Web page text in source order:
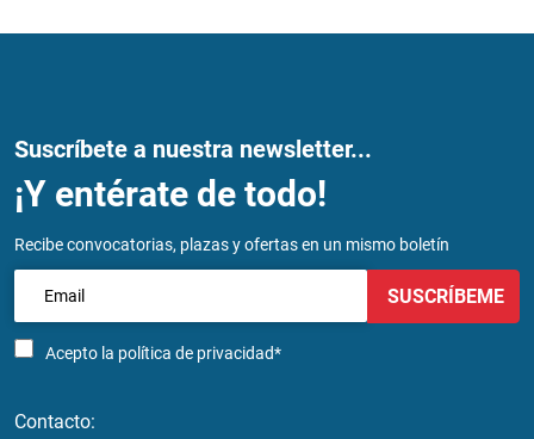
Suscríbete a nuestra newsletter...
¡Y entérate de todo!
Recibe convocatorias, plazas y ofertas en un mismo boletín
Acepto la política de privacidad*
SUSCRÍBEME
Contacto: